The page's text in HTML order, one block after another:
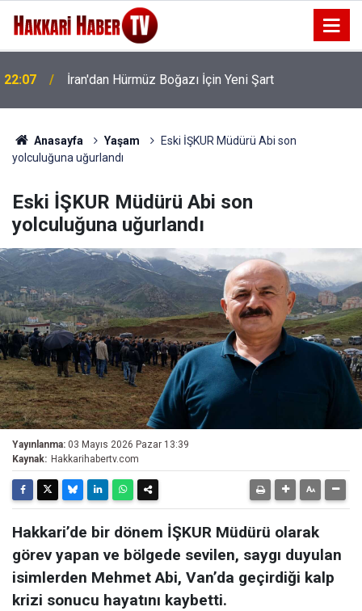
22:07 İran'dan Hürmüz Boğazı İçin Yeni Şart
Anasayfa Yaşam
Eski İŞKUR Müdürü Abi son
yolculuğuna uğurlandı
Eski İŞKUR Müdürü Abi son
yolculuğuna uğurlandı
Yayınlanma: 03 Mayıs 2026 Pazar 13:39
Kaynak: Hakkarihabertv.com
Hakkari’de bir dönem İŞKUR Müdürü olarak
görev yapan ve bölgede sevilen, saygı duyulan
isimlerden Mehmet Abi, Van’da geçirdiği kalp
krizi sonucu hayatını kaybetti.